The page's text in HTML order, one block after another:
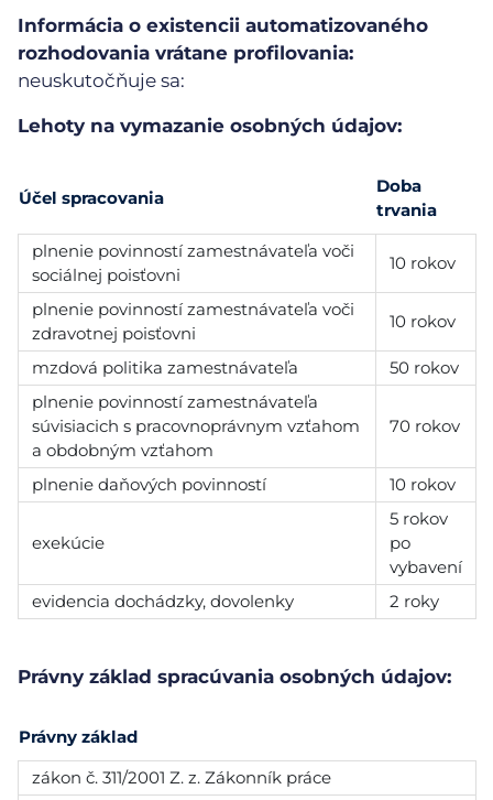
Informácia o existencii automatizovaného
rozhodovania vrátane profilovania:
neuskutočňuje sa:
Lehoty na vymazanie osobných údajov:
Účel spracovania
Doba
trvania
plnenie povinností zamestnávateľa voči
sociálnej poisťovni
10 rokov
plnenie povinností zamestnávateľa voči
zdravotnej poisťovni
10 rokov
mzdová politika zamestnávateľa
50 rokov
plnenie povinností zamestnávateľa
súvisiacich s pracovnoprávnym vzťahom
a obdobným vzťahom
70 rokov
plnenie daňových povinností 10 rokov
exekúcie
5 rokov
po
vybavení
evidencia dochádzky, dovolenky
2 roky
Právny základ spracúvania osobných údajov:
Právny základ
zákon č. 311/2001 Z. z. Zákonník práce